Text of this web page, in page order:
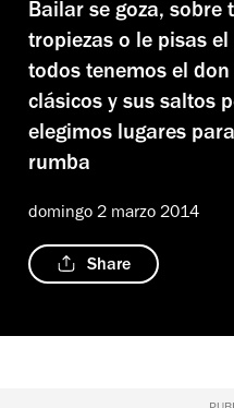
Bailar se goza, sobre
tropiezas o le pisas
todos tenemos el
clásicos y sus saltos
elegimos lugares
rumba
domingo 2 marzo 2014
Share